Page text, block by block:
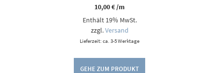
10,00€/m
Enthält 19% MwSt.
zzgl.Versand
Lieferzeit: ca. 3-5 Werktage
GEHE ZUM PRODUKT